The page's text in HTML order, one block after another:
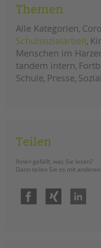
Impressum
Hinweisgebersystem
Intranet
schließungen
von
einrichtungen
in
kinder-
und
jugendhilfe
und
familienförderung
im
Themen
Alle Kategorien
Schulsozialarbeit
Menschen im
tandem intern
Schule Presse
Teilen
Ihnen gefällt, was Sie lesen?
Dann teilen Sie es mit anderen!
Facebook